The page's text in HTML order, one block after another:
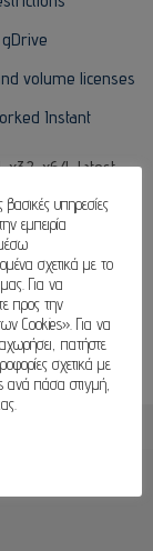
volume licenses
Instant
x32-x64-latest-
υπηρεσίες
εμπειρία
σχετικά με το
Για να
προς την
Cookies». Για να
πατήστε
σχετικά με
ανά πάσα στιγμή,